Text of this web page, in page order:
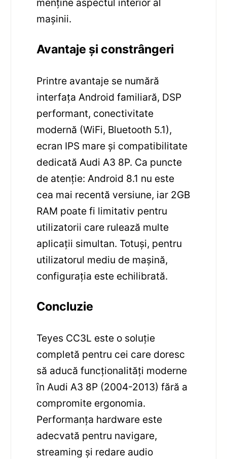
menține aspectul interior al
mașinii.
Avantaje și constrângeri
Printre avantaje se numără
interfața Android familiară, DSP
performant, conectivitate
modernă (WiFi, Bluetooth 5.1),
ecran IPS mare și compatibilitate
dedicată Audi A3 8P. Ca puncte
de atenție: Android 8.1 nu este
cea mai recentă versiune, iar 2GB
RAM poate fi limitativ pentru
utilizatorii care rulează multe
aplicații simultan. Totuși, pentru
utilizatorul mediu de mașină,
configurația este echilibrată.
Concluzie
Teyes CC3L este o soluție
completă pentru cei care doresc
să aducă funcționalități moderne
în Audi A3 8P (2004-2013) fără a
compromite ergonomia.
Performanța hardware este
adecvată pentru navigare,
streaming și redare audio